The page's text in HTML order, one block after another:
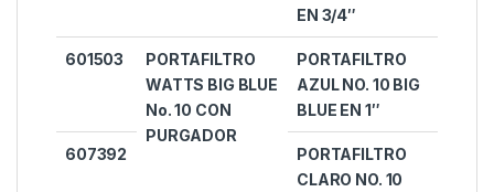
EN 3/4″
601503
PORTAFILTRO
WATTS BIG BLUE
No. 10 CON
PURGADOR
PORTAFILTRO
AZUL NO. 10 BIG
BLUE EN 1″
607392
PORTAFILTRO
CLARO NO. 10